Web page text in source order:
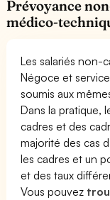
Prévoyance
médico-
Les salariés non-
Négoce et
soumis aux
Dans la pratique,
cadres et des
majorité des cas
les cadres et un
et des taux
Vous pouvez